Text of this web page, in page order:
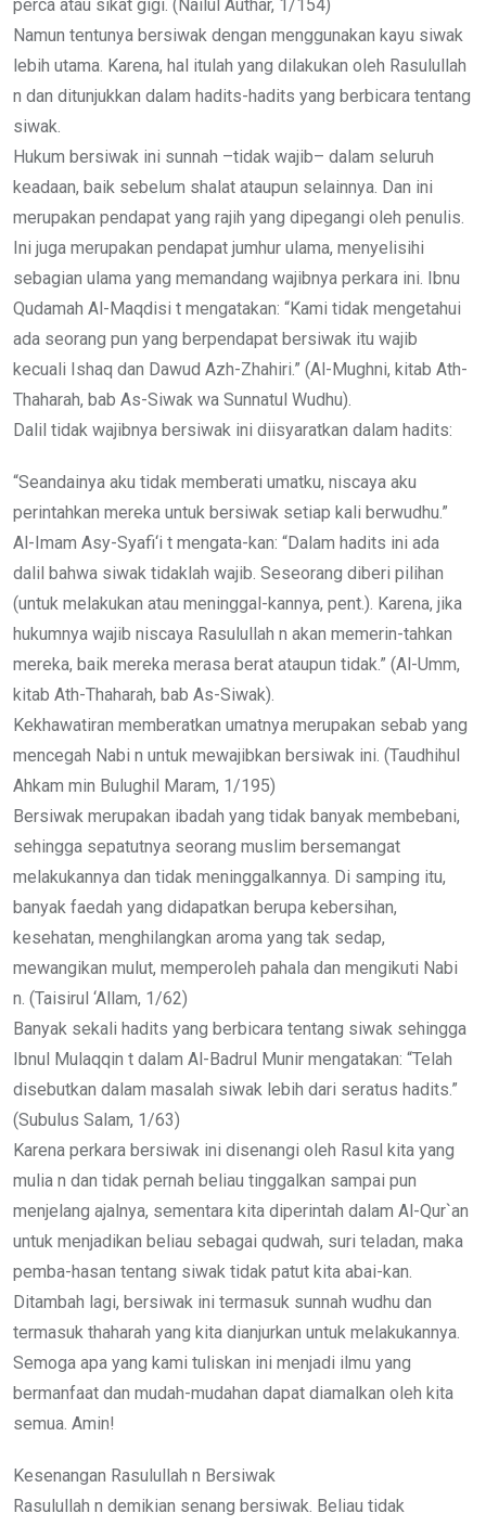
perca atau sikat gigi. (Nailul Authar, 1/154)
Namun tentunya bersiwak dengan menggunakan kayu siwak
lebih utama. Karena, hal itulah yang dilakukan oleh Rasulullah
n dan ditunjukkan dalam hadits-hadits yang berbicara tentang
siwak.
Hukum bersiwak ini sunnah –tidak wajib– dalam seluruh
keadaan, baik sebelum shalat ataupun selainnya. Dan ini
merupakan pendapat yang rajih yang dipegangi oleh penulis.
Ini juga merupakan pendapat jumhur ulama, menyelisihi
sebagian ulama yang memandang wajibnya perkara ini. Ibnu
Qudamah Al-Maqdisi t mengatakan: “Kami tidak mengetahui
ada seorang pun yang berpendapat bersiwak itu wajib
kecuali Ishaq dan Dawud Azh-Zhahiri.” (Al-Mughni, kitab Ath-
Thaharah, bab As-Siwak wa Sunnatul Wudhu).
Dalil tidak wajibnya bersiwak ini diisyaratkan dalam hadits:
“Seandainya aku tidak memberati umatku, niscaya aku
perintahkan mereka untuk bersiwak setiap kali berwudhu.”
Al-Imam Asy-Syafi‘i t mengata-kan: “Dalam hadits ini ada
dalil bahwa siwak tidaklah wajib. Seseorang diberi pilihan
(untuk melakukan atau meninggal-kannya, pent.). Karena, jika
hukumnya wajib niscaya Rasulullah n akan memerin-tahkan
mereka, baik mereka merasa berat ataupun tidak.” (Al-Umm,
kitab Ath-Thaharah, bab As-Siwak).
Kekhawatiran memberatkan umatnya merupakan sebab yang
mencegah Nabi n untuk mewajibkan bersiwak ini. (Taudhihul
Ahkam min Bulughil Maram, 1/195)
Bersiwak merupakan ibadah yang tidak banyak membebani,
sehingga sepatutnya seorang muslim bersemangat
melakukannya dan tidak meninggalkannya. Di samping itu,
banyak faedah yang didapatkan berupa kebersihan,
kesehatan, menghilangkan aroma yang tak sedap,
mewangikan mulut, memperoleh pahala dan mengikuti Nabi
n. (Taisirul ‘Allam, 1/62)
Banyak sekali hadits yang berbicara tentang siwak sehingga
Ibnul Mulaqqin t dalam Al-Badrul Munir mengatakan: “Telah
disebutkan dalam masalah siwak lebih dari seratus hadits.”
(Subulus Salam, 1/63)
Karena perkara bersiwak ini disenangi oleh Rasul kita yang
mulia n dan tidak pernah beliau tinggalkan sampai pun
menjelang ajalnya, sementara kita diperintah dalam Al-Qur`an
untuk menjadikan beliau sebagai qudwah, suri teladan, maka
pemba-hasan tentang siwak tidak patut kita abai-kan.
Ditambah lagi, bersiwak ini termasuk sunnah wudhu dan
termasuk thaharah yang kita dianjurkan untuk melakukannya.
Semoga apa yang kami tuliskan ini menjadi ilmu yang
bermanfaat dan mudah-mudahan dapat diamalkan oleh kita
semua. Amin!
Kesenangan Rasulullah n Bersiwak
Rasulullah n demikian senang bersiwak. Beliau tidak